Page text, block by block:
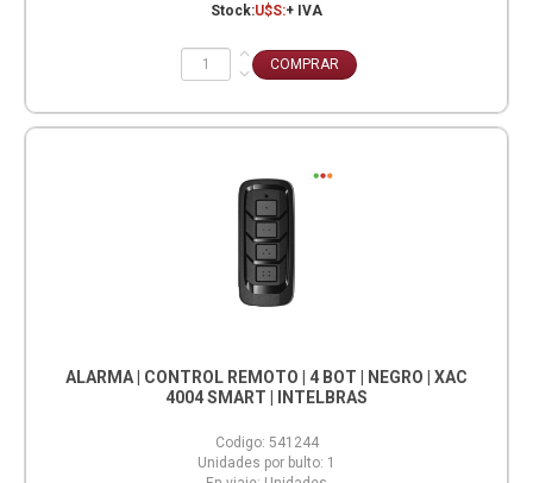
Stock:U$S:+ IVA
ALARMA | CONTROL REMOTO | 4 BOT | NEGRO | XAC
4004 SMART | INTELBRAS
Codigo: 541244
Unidades por bulto: 1